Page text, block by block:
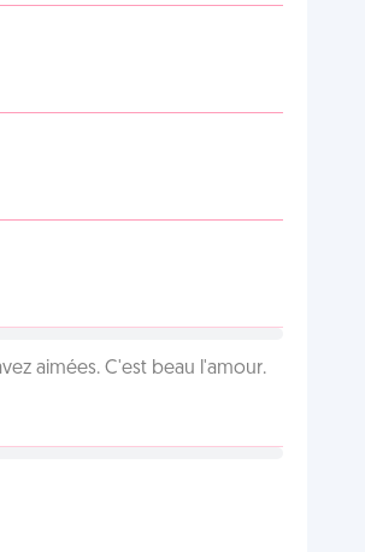
aimées. C'est beau l'amour.